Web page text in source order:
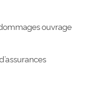
ouvrage